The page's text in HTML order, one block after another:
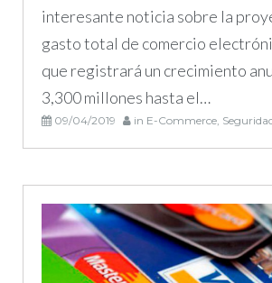
interesante noticia sobre la
gasto total de comercio
que registrará un crecimiento
3,300 millones hasta el…
09/04/2019 in E-Commerce